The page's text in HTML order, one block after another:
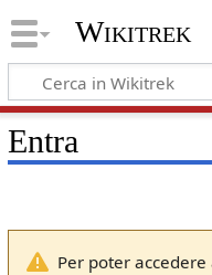
Wikitrek
Entra
Per poter